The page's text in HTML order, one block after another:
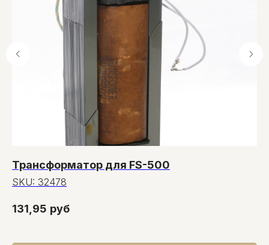
Трансформатор для FS-500
SKU: 32478
131,95 руб